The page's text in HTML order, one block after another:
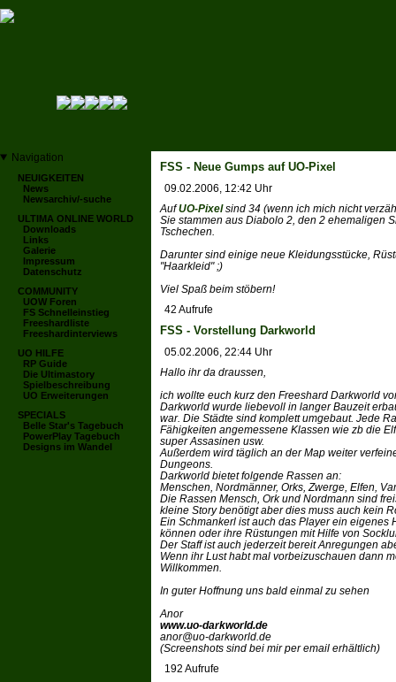
Navigation
NEUIGKEITEN
News
Newsarchiv/-suche
ULTIMA ONLINE WORLD
Downloads
Links
Galerie
Impressum
Datenschutz
COMMUNITY
UOW Foren
FS Schnelleinstieg
Freeshardliste
Freeshardinterviews
UO HILFE
RP Guide
Die Ultimastory
Spielbeschreibung
UO Erweiterungen
SPECIALS
Belle Star's Tagebuch
PowerPlay Tagebuch
Designs im Wandel
FSS - Neue Gumps auf UO-Pixel
09.02.2006, 12:42 Uhr
AufUO-Pixelsind 34 (wenn ich mich nicht
Sie stammen aus Diabolo 2, den 2 ehemaligen
Tschechen.
Darunter sind einige neue Kleidungsstücke,
"Haarkleid" ;)
Viel Spaß beim stöbern!
42 Aufrufe
FSS - Vorstellung Darkworld
05.02.2006, 22:44 Uhr
Hallo ihr da draussen,
ich wollte euch kurz den Freeshard Darkworld
Darkworld wurde liebevoll in langer Bauzeit
war. Die Städte sind komplett umgebaut. Jede
Fähigkeiten angemessene Klassen wie zb die
super Assasinen usw.
Außerdem wird täglich an der Map weiter
Dungeons.
Darkworld bietet folgende Rassen an:
Menschen, Nordmänner, Orks, Zwerge, Elfen,
Die Rassen Mensch, Ork und Nordmann sind
kleine Story benötigt aber dies muss auch kein
Ein Schmankerl ist auch das Player ein
können oder ihre Rüstungen mit Hilfe von
Der Staff ist auch jederzeit bereit Anregungen
Wenn ihr Lust habt mal vorbeizuschauen dann
Willkommen.
In guter Hoffnung uns bald einmal zu sehen
Anor
www.uo-darkworld.de
anor@uo-darkworld.de
(Screenshots sind bei mir per email erhältlich)
192 Aufrufe